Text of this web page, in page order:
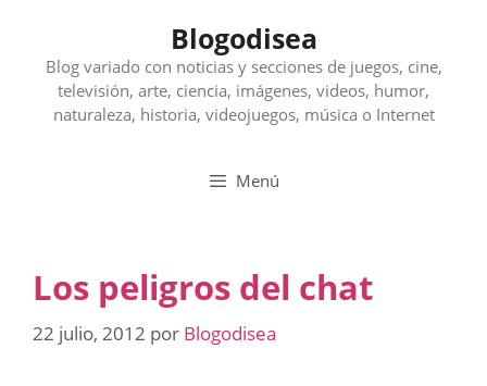
contenido
Blogodisea
Blog variado con noticias y secciones de juegos, cine,
televisión, arte, ciencia, imágenes, videos, humor,
naturaleza, historia, videojuegos, música o Internet
Menú
Los peligros del chat
22 julio, 2012 por Blogodisea